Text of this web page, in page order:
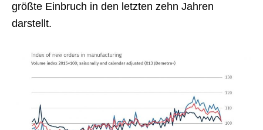
größte Einbruch in den letzten zehn Jahren
darstellt.